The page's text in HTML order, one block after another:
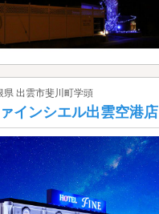
県 出雲市斐川町学頭
インシエル出雲空港店